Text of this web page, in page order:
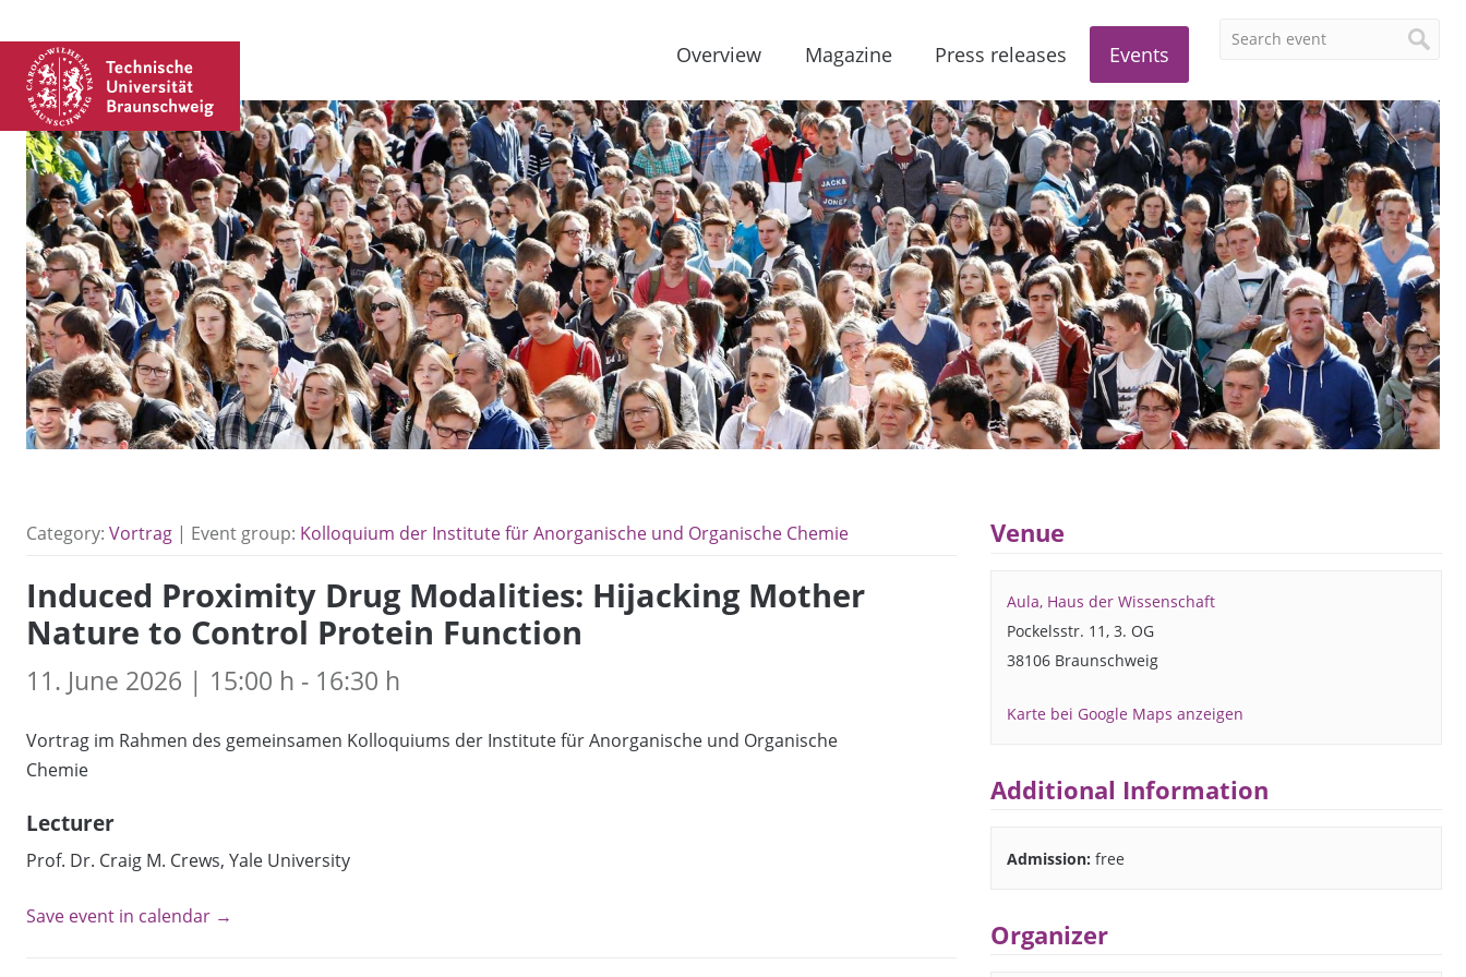
Overview Magazine Press releases Events
Category: Vortrag | Event group: Kolloquium der Institute für Anorganische und Organische Chemie
Induced Proximity Drug Modalities: Hijacking Mother
Nature to Control Protein Function
11. June 2026 | 15:00 h - 16:30 h
Vortrag im Rahmen des gemeinsamen Kolloquiums der Institute für Anorganische und Organische
Chemie
Lecturer
Prof. Dr. Craig M. Crews, Yale University
Save event in calendar →
Venue
Aula, Haus der Wissenschaft
Pockelsstr. 11, 3. OG
38106 Braunschweig
Karte bei Google Maps anzeigen
Additional Information
Admission: free
Organizer